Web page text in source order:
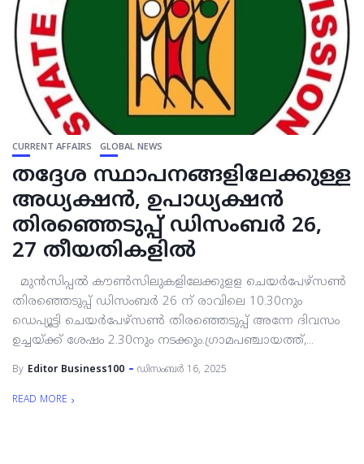
CURRENT AFFAIRS GLOBAL NEWS
തദ്ദേശ സ്ഥാപനങ്ങളിലേക്കുള്ള
അധ്യക്ഷന്‍, ഉപാധ്യക്ഷന്‍
തിരഞ്ഞെടുപ്പ് ഡിസംബര്‍ 26,
27 തീയതികളില്‍
മുന്‍സിപ്പല്‍ കൗണ്‍സിലുകളിലേക്കുളള ചെയര്‍പേഴ്‌സണ്‍
തിരഞ്ഞെടുപ്പ് ഡിസംബര്‍ 26 ന് രാവിലെ 10.30നും
ഡെപ്യൂട്ടി ചെയര്‍പേഴ്‌സണ്‍ തിരഞ്ഞെടുപ്പ് അന്നേ ദിവസം
ഉച്ചയ്ക്ക് ശേഷം 2.30നും നടക്കും.ഗ്രാമപഞ്ചായത്ത്,...
By Editor Business100 ഡിസംബർ 16, 2025
READ MORE